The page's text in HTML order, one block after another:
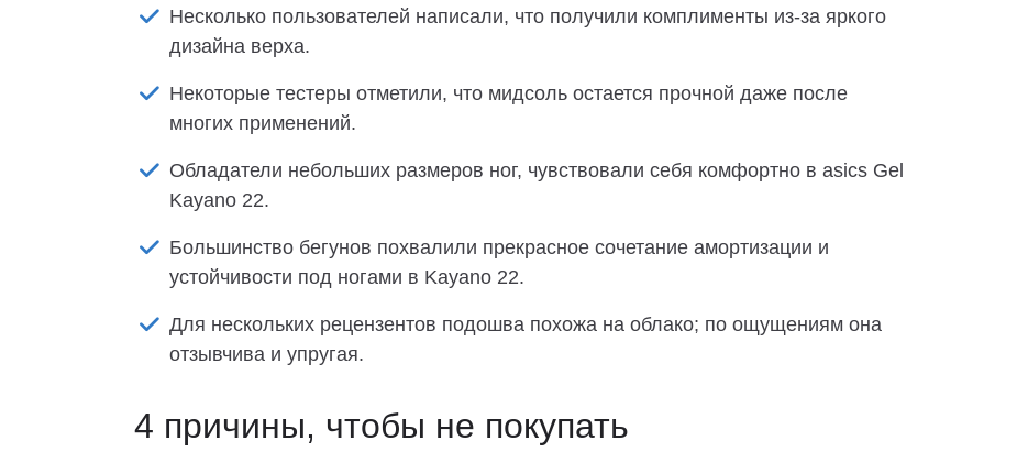
Несколько пользователей написали, что получили комплименты из-за яркого
дизайна верха.
Некоторые тестеры отметили, что мидсоль остается прочной даже после
многих применений.
Обладатели небольших размеров ног, чувствовали себя комфортно в asics Gel
Kayano 22.
Большинство бегунов похвалили прекрасное сочетание амортизации и
устойчивости под ногами в Kayano 22.
Для нескольких рецензентов подошва похожа на облако; по ощущениям она
отзывчива и упругая.
4 причины, чтобы не покупать